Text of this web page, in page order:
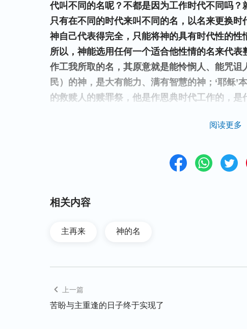
代叫不同的名呢？不都是因为工作时代不同吗？
只有在不同的时代来叫不同的名，以名来更换
神自己代表得完全，只能将神的具有时代性的性
所以，神能选用任何一个适合他性情的名来代表
作工我所取的名，其原意就是能怜悯人、能咒
民）的神，是大有能力、满有智慧的神；‘耶稣’
的救赎人的赎罪祭，他是作恩典时代工作的，
，而是
情、他的作工。在律法时代耶和华神作了颁布律
怒、咒诅、怜悯的性情；到了律法时代末期，
恩典时代的救赎工作，使人罪得赦免。在恩典
阅读更多
相关内容
主再来 神的名
上一篇
苦盼与主重逢的日子终于实现了